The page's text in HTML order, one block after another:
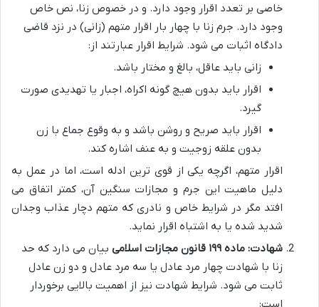
خاصی بر تعدد اقرار وجود دارد. و در خصوص زنا، نص خاص
وجود دارد. جرم زنا با چهار بار اقرار متهم (زانی) در نزد قاضی
دادگاه اثبات می شود. شرایط اقرار عبارتند از:
زانی باید عاقل، بالغ و مختار باشد.
اقرار باید بدون هیچ گونه اکراه، اجبار یا تهدیدی صورت
گیرد.
اقرار باید صریح و روشن باشد و به وقوع جماع با زن
بدون علقه زوجیت و به عنف اشاره کند.
اقرار متهم، اگرچه یکی از قوی ترین ادله است، اما در عمل به
دلیل ماهیت این جرم و مجازات سنگین آن، کمتر اتفاق می
افتد مگر در شرایط خاص و نادری که متهم دچار عذاب وجدان
شدید شده یا به اشتباه اقرار نماید.
شهادت: ماده ۱۹۹ قانون مجازات اسلامی
بیان می دارد که حد
زنا با شهادت چهار مرد عادل یا سه مرد عادل و دو زن عادل
ثابت می شود. شرایط شهادت نیز از اهمیت بالایی برخوردار
است: